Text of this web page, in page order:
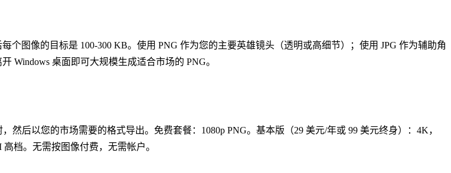
图像的目标是 100-300 KB。使用 PNG 作为您的主要英雄镜头（透明或高细节）；使用 JPG 作为辅助角
Windows 桌面即可大规模生成适合市场的 PNG。
然后以您的市场需要的格式导出。免费套餐：1080p PNG。基本版（29 美元/年或 99 美元终身）：4K，
档。无需按图像付费，无需帐户。